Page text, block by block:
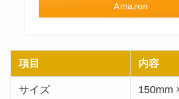
Amazon
項目 内容
サイズ
150mm